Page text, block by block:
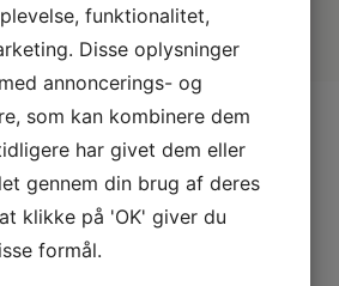
fra LG
funktionalitet,
Disse oplysninger
annoncerings- og
som kan kombinere dem
har givet dem eller
gennem din brug af deres
klikke på 'OK' giver du
formål.